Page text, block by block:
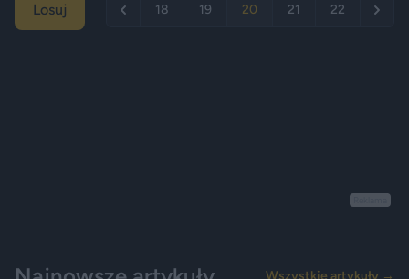
Losuj 18 19 20 21 22